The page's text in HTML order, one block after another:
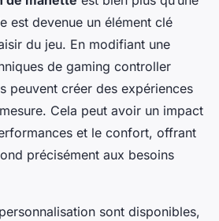
•5 min de lecture
est devenue un élément clé
du jeu. En modifiant une
de gaming controller
peuvent créer des expériences
Cela peut avoir un impact
et le confort, offrant
précisément aux besoins
sont disponibles,